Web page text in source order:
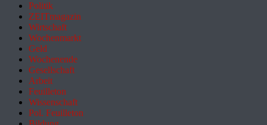
Politik
ZEITmagazin
Wirtschaft
Wochenmarkt
Geld
Wochenende
Gesellschaft
Arbeit
Feuilleton
Wissenschaft
Pol. Feuilleton